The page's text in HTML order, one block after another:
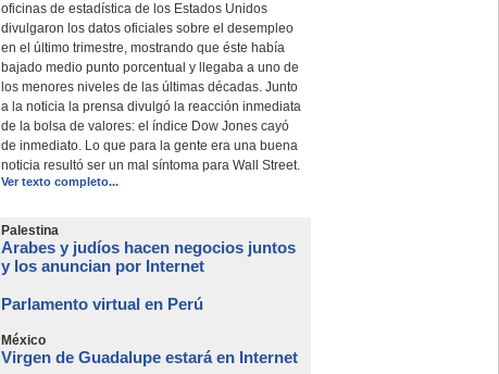
oficinas de estadística de los Estados Unidos
divulgaron los datos oficiales sobre el desempleo
en el último trimestre, mostrando que éste había
bajado medio punto porcentual y llegaba a uno de
los menores niveles de las últimas décadas. Junto
a la noticia la prensa divulgó la reacción inmediata
de la bolsa de valores: el índice Dow Jones cayó
de inmediato. Lo que para la gente era una buena
noticia resultó ser un mal síntoma para Wall Street.
Ver texto completo...
Palestina
Arabes y judíos hacen negocios juntos
y los anuncian por Internet
Parlamento virtual en Perú
México
Virgen de Guadalupe estará en Internet